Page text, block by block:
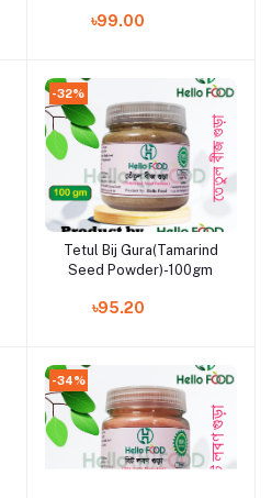
৳99.00
-32%
Add to cart
Tetul Bij Gura(Tamarind
Seed Powder)-100gm
৳95.20
-34%